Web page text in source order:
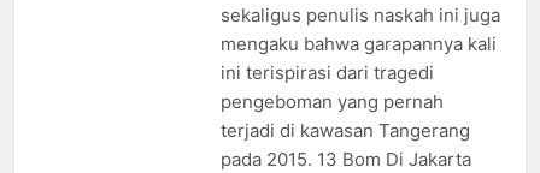
sekaligus penulis naskah ini juga
mengaku bahwa garapannya kali
ini terispirasi dari tragedi
pengeboman yang pernah
terjadi di kawasan Tangerang
pada 2015. 13 Bom Di Jakarta